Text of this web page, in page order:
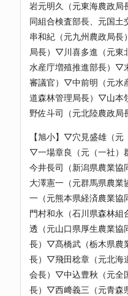
岩元明久（元東海農政
同組合検査部長、元国
串和紀（元九州農政局
局長）▽川喜多進（元東
水産庁増殖推進部長）▽
審議官）▽中前明（元水
道森林管理局長）▽山本
野佐斗司（元北陸農政局
【旭小】▽穴見盛雄（元
▽一場章良（元（一社）
今井長司（新潟県農業
大澤憲一（元群馬県農
一（元熊本県経済農業
門村和永（石川県森林
透（元山口県厚生農業協
長）▽髙橋武（栃木県農
長）▽飛田稔章（元北海
会長）▽中込豊秋（元全
長）▽西﨑義三（元青森